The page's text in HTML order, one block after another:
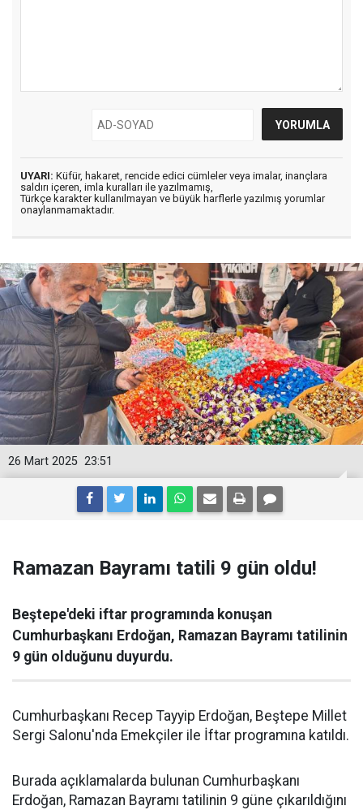
UYARI: Küfür, hakaret, rencide edici cümleler veya imalar, inançlara
saldırı içeren, imla kuralları ile yazılmamış,
Türkçe karakter kullanılmayan ve büyük harflerle yazılmış yorumlar
onaylanmamaktadır.
23:51
26 Mart 2025
Ramazan Bayramı tatili 9 gün oldu!
Beştepe'deki iftar programında konuşan
Cumhurbaşkanı Erdoğan, Ramazan Bayramı tatilinin
9 gün olduğunu duyurdu.
Cumhurbaşkanı Recep Tayyip Erdoğan, Beştepe Millet
Sergi Salonu'nda Emekçiler ile İftar programına katıldı.
Burada açıklamalarda bulunan Cumhurbaşkanı
Erdoğan, Ramazan Bayramı tatilinin 9 güne çıkarıldığını